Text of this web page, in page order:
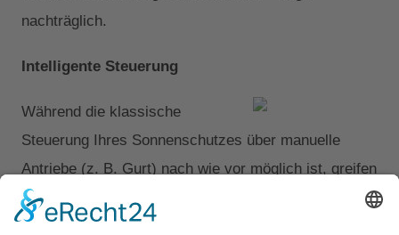
nachträglich.
Intelligente Steuerung
Während die klassische
Steuerung Ihres Sonnenschutzes über manuelle
Antriebe (z. B. Gurt) nach wie vor möglich ist, greifen
viele Kunden heute zu drahtgebundenen Motoren und
Funkmotoren, die je nach Ausführung auch eine